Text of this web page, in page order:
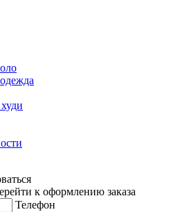
к оформлению заказа
Телефон